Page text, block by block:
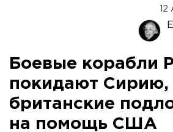
Боевые корабли
покидают Сирию,
британские
на помощь США